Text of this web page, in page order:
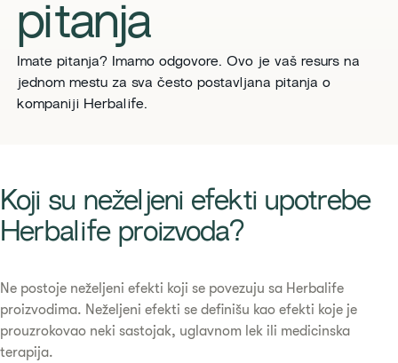
pitanja
Imate pitanja? Imamo odgovore. Ovo je vaš resurs na
jednom mestu za sva često postavljana pitanja o
kompaniji Herbalife.
​​Koji su neželjeni efekti upotrebe
Herbalife proizvoda?​
Ne postoje neželjeni efekti koji se povezuju sa Herbalife
proizvodima. Neželjeni efekti se definišu kao efekti koje je
prouzrokovao neki sastojak, uglavnom lek ili medicinska
terapija.